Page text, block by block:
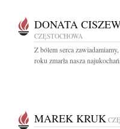
DONATA
CZĘSTOCHOWA
Z bólem serca
roku zmarła nasza
MAREK KRUK